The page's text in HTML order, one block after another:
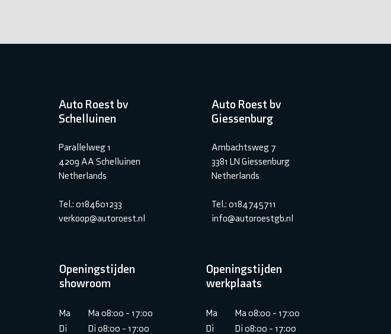
Auto Roest bv
Schelluinen
Parallelweg 1
4209 AA Schelluinen
Netherlands
Tel.: 0184601233
verkoop@autoroest.nl
Auto Roest bv
Giessenburg
Ambachtsweg 7
3381 LN Giessenburg
Netherlands
Tel.: 0184745711
info@autoroestgb.nl
Openingstijden
showroom
Ma
Ma 08:00 - 17:00
Di
Di 08:00 - 17:00
Openingstijden
werkplaats
Ma
Ma 08:00 - 17:00
Di
Di 08:00 - 17:00